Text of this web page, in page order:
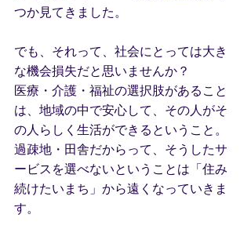
つか見てきました。
でも、それって、社会にとっては大き
な機会損失だと思いませんか？
医療・介護・福祉の選択肢があること
は、地域の中で安心して、その人がそ
の人らしく生活ができるということ。
過疎地・田舎だからって、そうしたサ
ービスを選べないということは「住み
続けたいまち」から遠くなっていきま
す。